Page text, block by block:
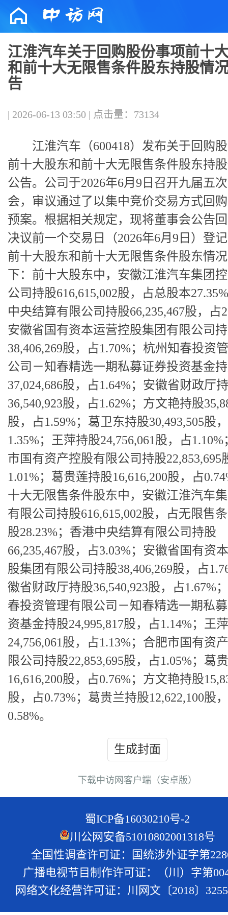
江淮汽车关于回购股份事项前十
和前十大无限售条件股东持股情
告
| 2026-06-13 03:50 | 点击量：73134
江淮汽车（600418）发布关于回购
前十大股东和前十大无限售条件股东持
公告。公司于2026年6月9日召开九届五
会，审议通过了以集中竞价交易方式回
预案。根据相关规定，现将董事会公告
决议前一个交易日（2026年6月9日）登
前十大股东和前十大无限售条件股东情
下：前十大股东中，安徽江淮汽车集团
公司持股616,615,002股，占总股本
中央结算有限公司持股66,235,467股，占
安徽省国有资本运营控股集团有限公司
38,406,269股，占1.70%；杭州知春投资
公司－知春精选一期私募证券投资基金
37,024,686股，占1.64%；安徽省财政厅
36,540,923股，占1.62%；方文艳持股
股，占1.59%；葛卫东持股30,493,505股
1.35%；王萍持股24,756,061股，占
市国有资产控股有限公司持股22,853,695
1.01%；葛贵莲持股16,616,200股，占
十大无限售条件股东中，安徽江淮汽车
有限公司持股616,615,002股，占无限售
股28.23%；香港中央结算有限公司持股
66,235,467股，占3.03%；安徽省国有资
股集团有限公司持股38,406,269股，占
徽省财政厅持股36,540,923股，占1.67%
春投资管理有限公司－知春精选一期私
资基金持股24,995,817股，占1.14%；王
24,756,061股，占1.13%；合肥市国有资
限公司持股22,853,695股，占1.05%；葛
16,616,200股，占0.76%；方文艳持股
股，占0.73%；葛贵兰持股12,622,100股
0.58%。
生成封面
下载中访网客户端（安卓版）
蜀ICP备16030210号-2
川公网安备51010802001318号
全国性调查许可证：国统涉外证字第
广播电视节目制作许可证：（川）字第
网络文化经营许可证：川网文〔2018〕